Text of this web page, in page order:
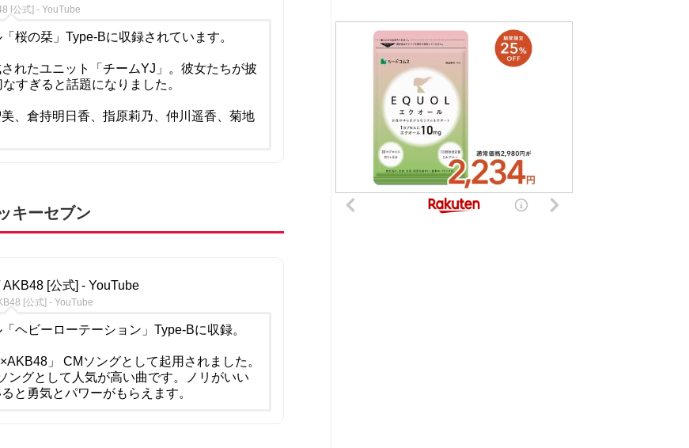
[公式] - YouTube
桜の栞」Type-Bに収録されています。
れたユニット「チームYJ」。彼女たちが披
すぎると話題になりました。
、倉持明日香、指原莉乃、仲川遥香、菊地
キーセブン
AKB48 [公式] - YouTube
[公式] - YouTube
ヘビーローテーション」Type-Bに収録。
」 CMソングとして起用されました。
ングとして人気が高い曲です。ノリがいい
と勇気とパワーがもらえます。